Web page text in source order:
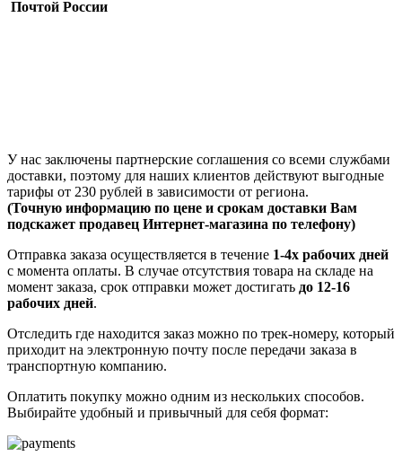
Почтой России
У нас заключены партнерские соглашения со всеми службами
доставки, поэтому для наших клиентов действуют выгодные
тарифы от 230 рублей в зависимости от региона.
(Точную информацию по цене и срокам доставки Вам
подскажет продавец Интернет-магазина по телефону)
Отправка заказа осуществляется в течение 1-4х рабочих дней
с момента оплаты. В случае отсутствия товара на складе на
момент заказа, срок отправки может достигать до 12-16
рабочих дней.
Отследить где находится заказ можно по трек-номеру, который
приходит на электронную почту после передачи заказа в
транспортную компанию.
Оплатить покупку можно одним из нескольких способов.
Выбирайте удобный и привычный для себя формат: